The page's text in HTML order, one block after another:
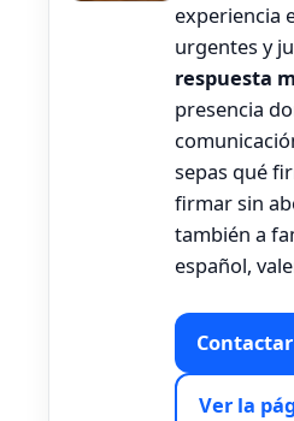
experiencia
urgentes y
respuesta
presencia
sepas qué
firmar sin
también a
español,
Ver la